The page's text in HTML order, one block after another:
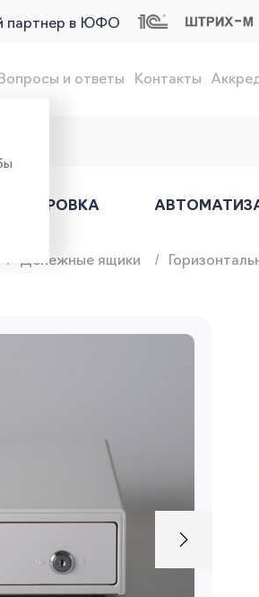
партнер в ЮФО
Вопросы и ответы Контакты
онлайн-касс
МАРКИРОВКА
Денежные ящики